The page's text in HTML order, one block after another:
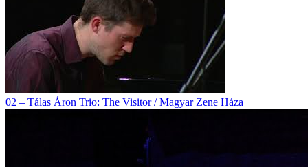
02 – Tálas Áron Trio: The Visitor / Magyar Zene Háza